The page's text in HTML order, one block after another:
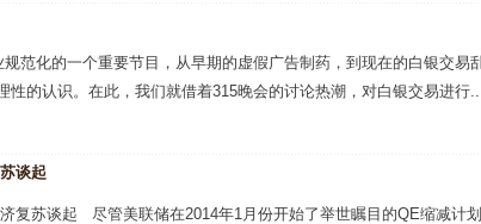
范化的一个重要节目，从早期的虚假广告制药，到现在的白银交易
性的认识。在此，我们就借着315晚会的讨论热潮，对白银交易进行
谈起
复苏谈起 尽管美联储在2014年1月份开始了举世瞩目的QE缩减计